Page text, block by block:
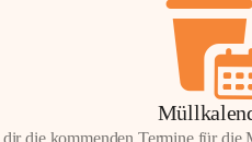
dir die kommenden Termine für